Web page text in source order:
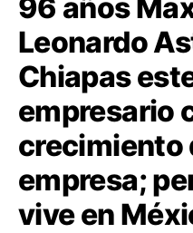
96 años
Leonardo
Chiapas
empresario
crecimiento
empresa;
vive en